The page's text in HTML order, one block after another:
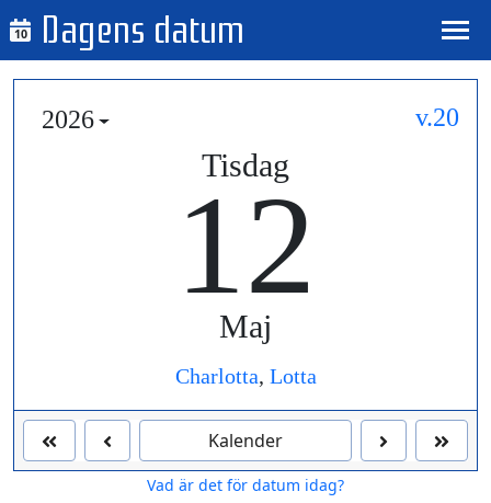
10 Dagens datum
2026 v.20
Tisdag
12
Maj
Charlotta, Lotta
Kalender
Vad är det för datum idag?